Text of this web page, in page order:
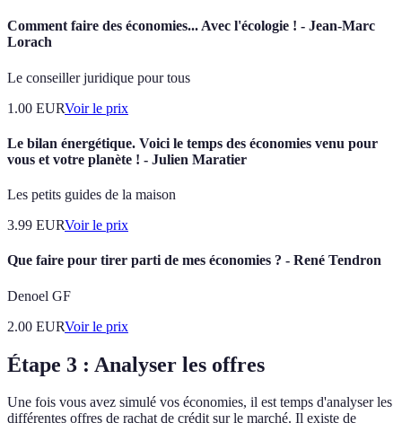
Comment faire des économies... Avec l'écologie ! - Jean-Marc
Lorach
Le conseiller juridique pour tous
1.00 EURVoir le prix
Le bilan énergétique. Voici le temps des économies venu pour
vous et votre planète ! - Julien Maratier
Les petits guides de la maison
3.99 EURVoir le prix
Que faire pour tirer parti de mes économies ? - René Tendron
Denoel GF
2.00 EURVoir le prix
Étape 3 : Analyser les offres
Une fois vous avez simulé vos économies, il est temps d'analyser les
différentes offres de rachat de crédit sur le marché. Il existe de